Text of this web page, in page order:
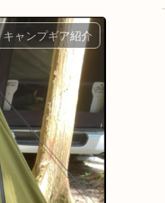
キャンプギア紹介